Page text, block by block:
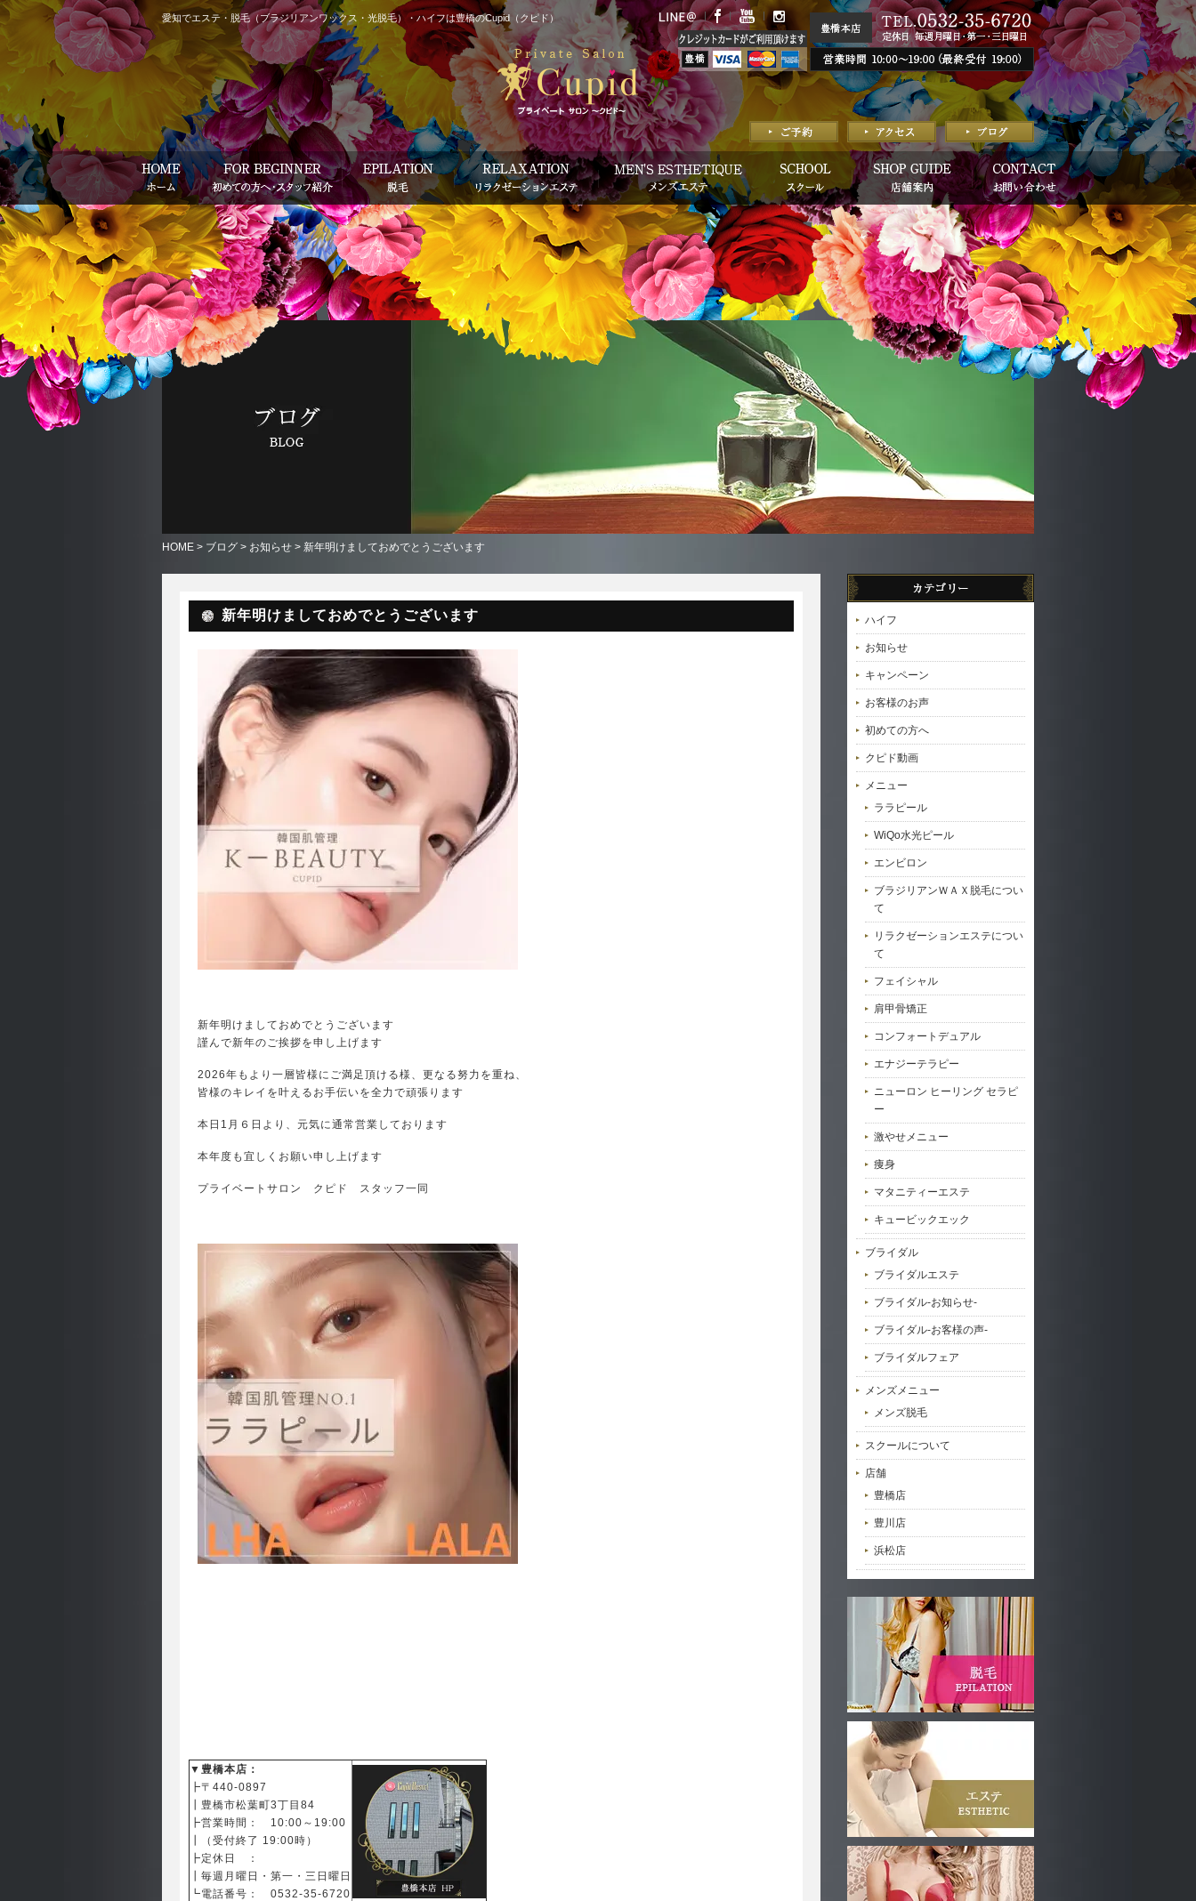
愛知でエステ・脱毛（ブラジリアンワックス・光脱毛）・ハイフは豊橋のCupid（クピド）
HOME > ブログ > お知らせ > 新年明けましておめでとうございます
新年明けましておめでとうございます
新年明けましておめでとうございます
謹んで新年のご挨拶を申し上げます
2026年もより一層皆様にご満足頂ける様、更なる努力を重ね、
皆様のキレイを叶えるお手伝いを全力で頑張ります
本日1月６日より、元気に通常営業しております
本年度も宜しくお願い申し上げます
プライベートサロン クピド スタッフ一同
▼豊橋本店：
┣〒440-0897
豊橋市松葉町3丁目84
┣営業時間： 10:00～19:00
┃（受付終了 19:00時）
┣定休日 ：
┃毎週月曜日・第一・三日曜日
┗電話番号： 0532-35-6720
ハイフ
お知らせ
キャンペーン
お客様のお声
初めての方へ
クピド動画
メニュー
ララピール
WiQo水光ピール
エンビロン
ブラジリアンＷＡＸ脱毛につい
て
リラクゼーションエステについ
て
フェイシャル
肩甲骨矯正
コンフォートデュアル
エナジーテラピー
ニューロン ヒーリング セラピ
ー
激やせメニュー
痩身
マタニティーエステ
キュービックエック
ブライダル
ブライダルエステ
ブライダル-お知らせ-
ブライダル-お客様の声-
ブライダルフェア
メンズメニュー
メンズ脱毛
スクールについて
店舗
豊橋店
豊川店
浜松店